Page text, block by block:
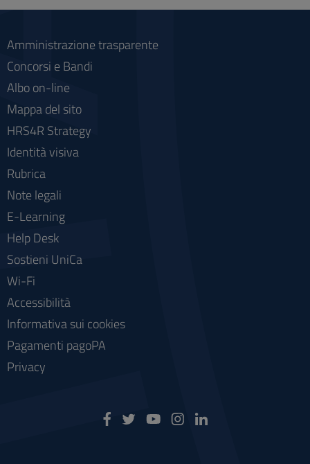
Amministrazione trasparente
Concorsi e Bandi
Albo on-line
Mappa del sito
HRS4R Strategy
Identità visiva
Rubrica
Note legali
E-Learning
Help Desk
Sostieni UniCa
Wi-Fi
Accessibilità
Informativa sui cookies
Pagamenti pagoPA
Privacy